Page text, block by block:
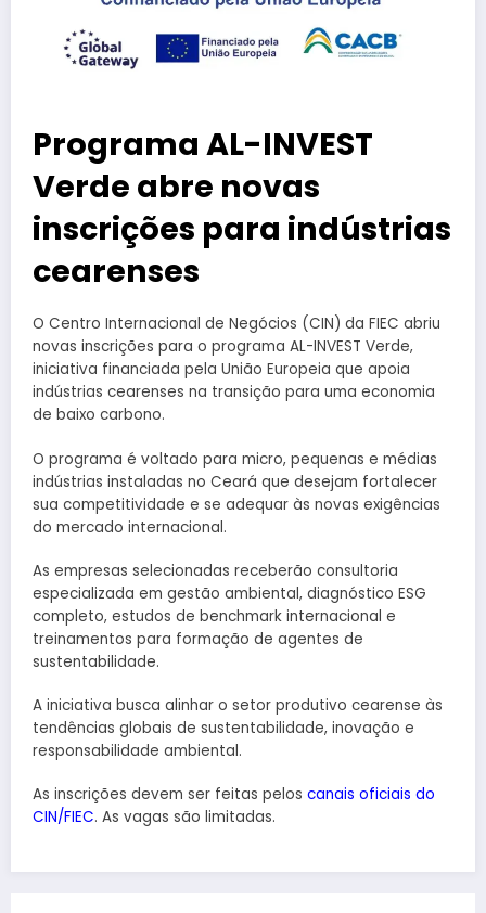
Programa AL-INVEST
Verde abre novas
inscrições para indústrias
cearenses
O Centro Internacional de Negócios (CIN) da FIEC abriu
novas inscrições para o programa AL-INVEST Verde,
iniciativa financiada pela União Europeia que apoia
indústrias cearenses na transição para uma economia
de baixo carbono.
O programa é voltado para micro, pequenas e médias
indústrias instaladas no Ceará que desejam fortalecer
sua competitividade e se adequar às novas exigências
do mercado internacional.
As empresas selecionadas receberão consultoria
especializada em gestão ambiental, diagnóstico ESG
completo, estudos de benchmark internacional e
treinamentos para formação de agentes de
sustentabilidade.
A iniciativa busca alinhar o setor produtivo cearense às
tendências globais de sustentabilidade, inovação e
responsabilidade ambiental.
As inscrições devem ser feitas pelos canais oficiais do
CIN/FIEC. As vagas são limitadas.